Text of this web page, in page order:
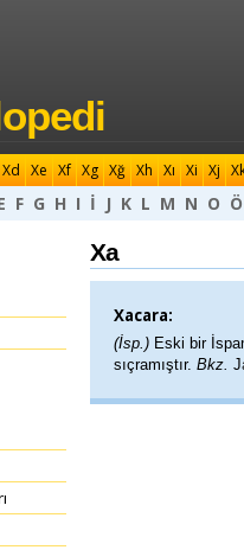
Xd Xe Xf Xg Xğ Xh Xı Xi Xj
F G H I İ J K L M N O Ö
Xa
Xacara:
(İsp.) Eski bir
sıçramıştır. Bkz. J